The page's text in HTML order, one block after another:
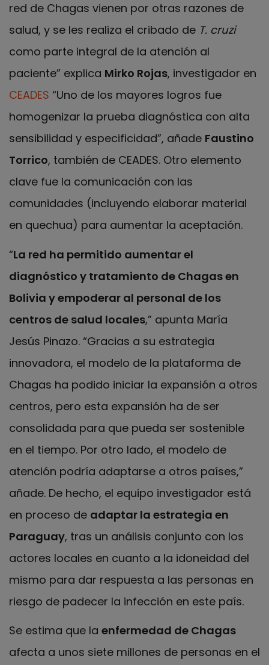
red de Chagas vienen por otras razones de
salud, y se les realiza el cribado de T. cruzi
como parte integral de la atención al
paciente” explica Mirko Rojas, investigador en
CEADES “Uno de los mayores logros fue
homogenizar la prueba diagnóstica con alta
sensibilidad y especificidad”, añade Faustino
Torrico, también de CEADES. Otro elemento
clave fue la comunicación con las
comunidades (incluyendo elaborar material
en quechua) para aumentar la aceptación.
“La red ha permitido aumentar el
diagnóstico y tratamiento de Chagas en
Bolivia y empoderar al personal de los
centros de salud locales,” apunta María
Jesús Pinazo. “Gracias a su estrategia
innovadora, el modelo de la plataforma de
Chagas ha podido iniciar la expansión a otros
centros, pero esta expansión ha de ser
consolidada para que pueda ser sostenible
en el tiempo. Por otro lado, el modelo de
atención podría adaptarse a otros países,”
añade. De hecho, el equipo investigador está
en proceso de adaptar la estrategia en
Paraguay, tras un análisis conjunto con los
actores locales en cuanto a la idoneidad del
mismo para dar respuesta a las personas en
riesgo de padecer la infección en este país.
Se estima que la enfermedad de Chagas
afecta a unos siete millones de personas en el